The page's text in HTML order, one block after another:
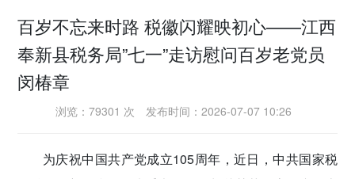
传播党建理论
密切党群关系
传递党的声音
百岁不忘来时路 税徽闪耀映初心——江西
奉新县税务局”七一”走访慰问百岁老党员
闵椿章
浏览：79301 次 发布时间：2026-07-07 10:26
为庆祝中国共产党成立105周年，近日，中共国家税